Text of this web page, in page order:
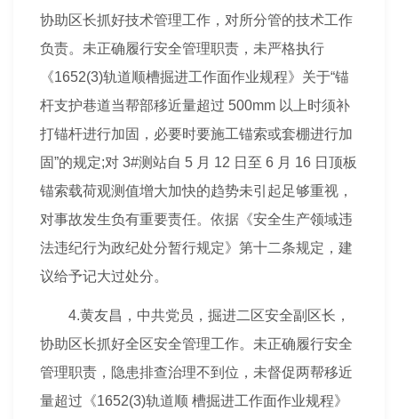
协助区长抓好技术管理工作，对所分管的技术工作
负责。未正确履行安全管理职责，未严格执行
《1652(3)轨道顺槽掘进工作面作业规程》关于“锚
杆支护巷道当帮部移近量超过 500mm 以上时须补
打锚杆进行加固，必要时要施工锚索或套棚进行加
固”的规定;对 3#测站自 5 月 12 日至 6 月 16 日顶板
锚索载荷观测值增大加快的趋势未引起足够重视，
对事故发生负有重要责任。依据《安全生产领域违
法违纪行为政纪处分暂行规定》第十二条规定，建
议给予记大过处分。
4.黄友昌，中共党员，掘进二区安全副区长，
协助区长抓好全区安全管理工作。未正确履行安全
管理职责，隐患排查治理不到位，未督促两帮移近
量超过《1652(3)轨道顺 槽掘进工作面作业规程》